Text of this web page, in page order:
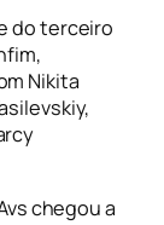
do terceiro
Nikita
chegou a